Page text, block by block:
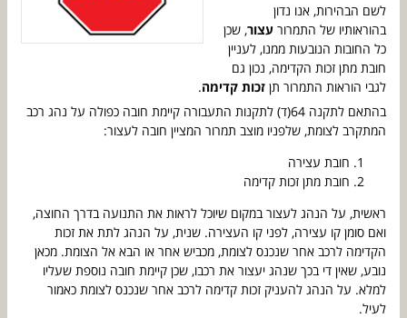
לשם הבהירות, אנו נדון
בהוראותיו של התמרור עצור, שכן
כל החובות הנובעות ממנו, לעניין
חובת מתן זכות הקדימה, נכון גם
לגבי הוראות התמרור תן זכות קדימה.
בהתאם לתקנה 64(ד) לתקנות התעבורה קיימת חובה כפולה על נהג רכב
המתקרב לצומת, שלפניו מוצב תמרור המציין חובה לעצור:
חובת עצירה
חובת מתן זכות קדימה
ראשית, על הנהג לעצור במקום שיוכל לראות את התנועה בדרך החוצה,
ואם סומן קו עצירה, לפני קו העצירה. שנית, על הנהג לתת את זכות
הקדימה לרכב אחר שנכנס לצומת, מכביש אחר או הבא אל הצומת. מכאן
נובע, שאין די בכך שנהג יעצור את רכבו, שכן קיימת חובה נוספת שעליו
למלא. על הנהג להעניק זכות קדימה לרכב אחר שנכנס לצומת כאמור
לעיל.